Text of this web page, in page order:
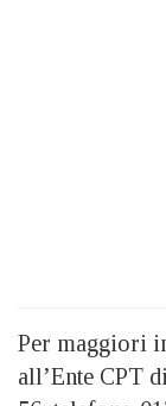
Per maggiori
all’Ente CPT